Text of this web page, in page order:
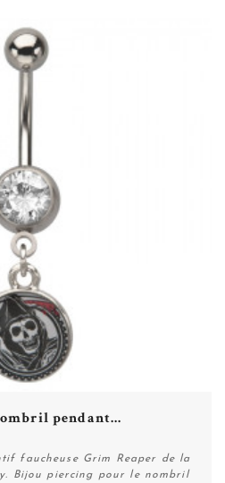
pendant...
faucheuse Grim Reaper de la
Bijou piercing pour le nombril